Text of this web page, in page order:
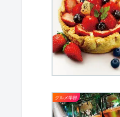
グルメ学部